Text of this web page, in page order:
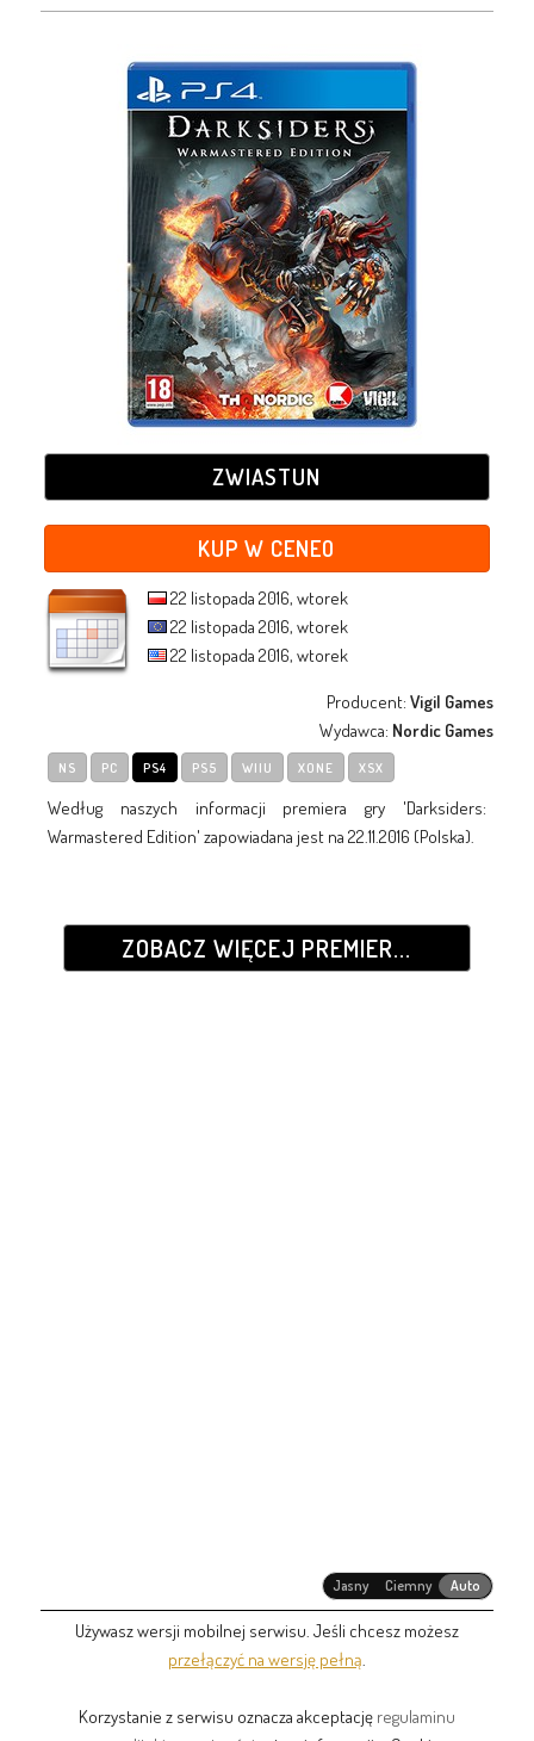
ZWIASTUN
KUP W CENEO
22 listopada 2016, wtorek
22 listopada 2016, wtorek
22 listopada 2016, wtorek
Producent:Vigil Games
Wydawca: Nordic Games
NS PC PS4 PS5 WIIU XONE XSX
Według naszych informacji premiera gry 'Darksiders:
Warmastered Edition' zapowiadana jest na 22.11.2016 (Polska).
ZOBACZ WIĘCEJ PREMIER...
Jasny Ciemny Auto
Używasz wersji mobilnej serwisu. Jeśli chcesz możesz
przełączyć na wersję pełną
Korzystanie z serwisu oznacza akceptację regulaminu